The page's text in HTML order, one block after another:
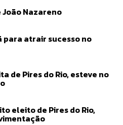
Nazareno
para atrair sucesso no
de Pires do Rio, esteve no
eleito de Pires do Rio,